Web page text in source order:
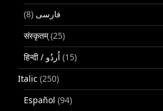
فارسی (8)
संस्कृतम्(25)
(15)
Italic (250)
Español (94)